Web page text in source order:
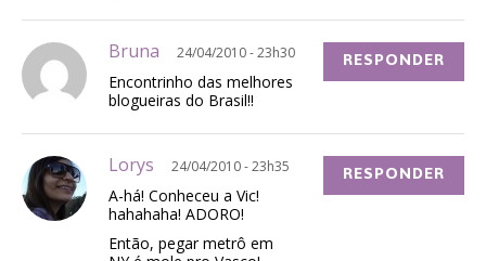
Bruna 24/04/2010 - 23h30
Encontrinho das melhores
blogueiras do Brasil!!
RESPONDER
Lorys 24/04/2010 - 23h35
A-há! Conheceu a Vic!
hahahaha! ADORO!
Então, pegar metrô em
RESPONDER